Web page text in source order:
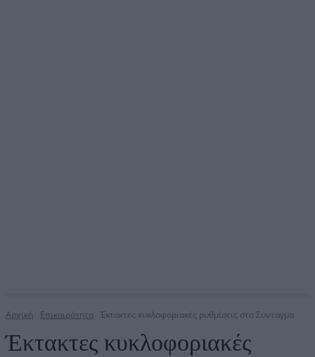
Αρχική Επικαιρότητα Έκτακτες κυκλοφοριακές ρυθμίσεις στο Σύνταγμα
Έκτακτες κυκλοφοριακές